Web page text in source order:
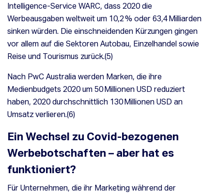
Intelligence-Service WARC, dass 2020 die
Werbeausgaben weltweit um 10,2 % oder 63,4 Milliarden
sinken würden. Die einschneidenden Kürzungen gingen
vor allem auf die Sektoren Autobau, Einzelhandel sowie
Reise und Tourismus zurück.(5)
Nach PwC Australia werden Marken, die ihre
Medienbudgets 2020 um 50 Millionen USD reduziert
haben, 2020 durchschnittlich 130 Millionen USD an
Umsatz verlieren.(6)
Ein Wechsel zu Covid-bezogenen
Werbebotschaften – aber hat es
funktioniert?
Für Unternehmen, die ihr Marketing während der